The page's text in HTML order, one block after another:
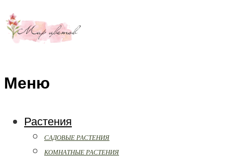
Меню
Растения
САДОВЫЕ РАСТЕНИЯ
КОМНАТНЫЕ РАСТЕНИЯ